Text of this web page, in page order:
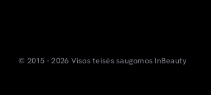
© 2015 - 2026 Visos teisės saugomos InBeauty